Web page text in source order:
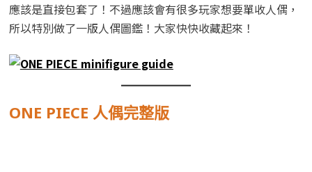
應該是直接包套了！不過應該會有很多玩家想要單收人偶，
所以特別做了一版人偶圖鑑！大家快快收藏起來！
ONE PIECE 人偶完整版